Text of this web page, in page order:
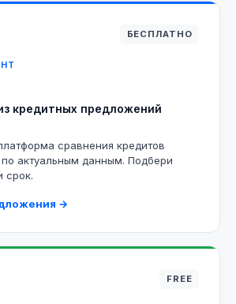
БЕСПЛАТНО
кредитных предложений
сравнения кредитов
актуальным данным. Подбери
срок.
→
FREE